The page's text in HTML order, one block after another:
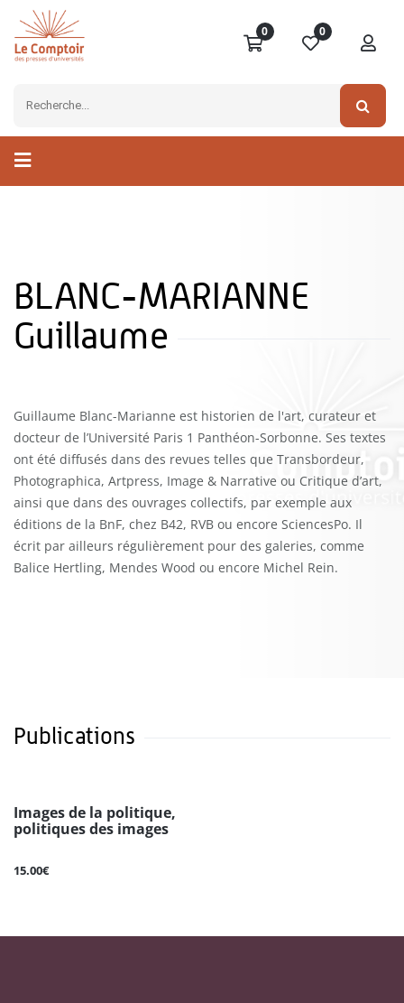
0 0
BLANC-MARIANNE
Guillaume
Guillaume Blanc-Marianne est historien de l'art, curateur et
docteur de l’Université Paris 1 Panthéon-Sorbonne. Ses textes
ont été diffusés dans des revues telles que Transbordeur,
Photographica, Artpress, Image & Narrative ou Critique d’art,
ainsi que dans des ouvrages collectifs, par exemple aux
éditions de la BnF, chez B42, RVB ou encore SciencesPo. Il
écrit par ailleurs régulièrement pour des galeries, comme
Balice Hertling, Mendes Wood ou encore Michel Rein.
Publications
Images de la politique,
politiques des images
15.00€